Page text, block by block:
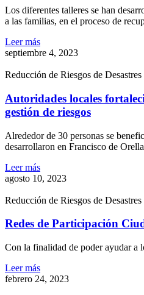
Los diferentes talleres se han
a las familias, en el proceso de
Leer más
septiembre 4, 2023
Reducción de Riesgos de Desastres
Autoridades locales
gestión de riesgos
Alrededor de 30 personas se
desarrollaron en Francisco de
Leer más
agosto 10, 2023
Reducción de Riesgos de Desastres
Redes de Participación
Con la finalidad de poder ayudar a
Leer más
febrero 24, 2023